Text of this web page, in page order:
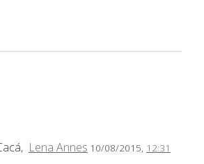
Lena Annes 10/08/2015, 12:31